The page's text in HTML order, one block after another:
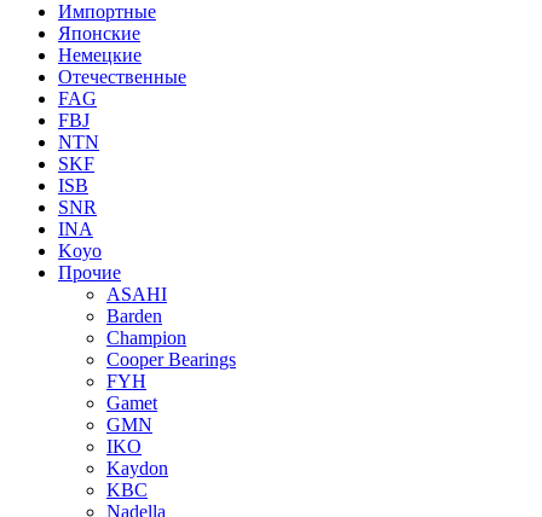
Импортные
Японские
Немецкие
Отечественные
FAG
FBJ
NTN
SKF
ISB
SNR
INA
Koyo
Прочие
ASAHI
Barden
Champion
Cooper Bearings
FYH
Gamet
GMN
IKO
Kaydon
KBC
Nadella